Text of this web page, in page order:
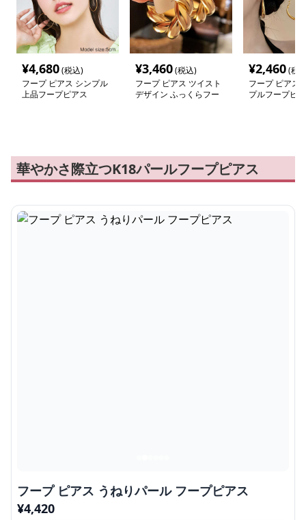
¥4,680(税込)
フープ ピアス シンプル
上品フープピアス
¥3,460(税込)
フープ ピアス ツイスト
デザイン ふっくらフー
¥2,460(税
フープ ピアス
プルフープピ
華やかさ際立つK18パールフープピアス
フープ ピアス うねりパール フープピアス
¥4,420